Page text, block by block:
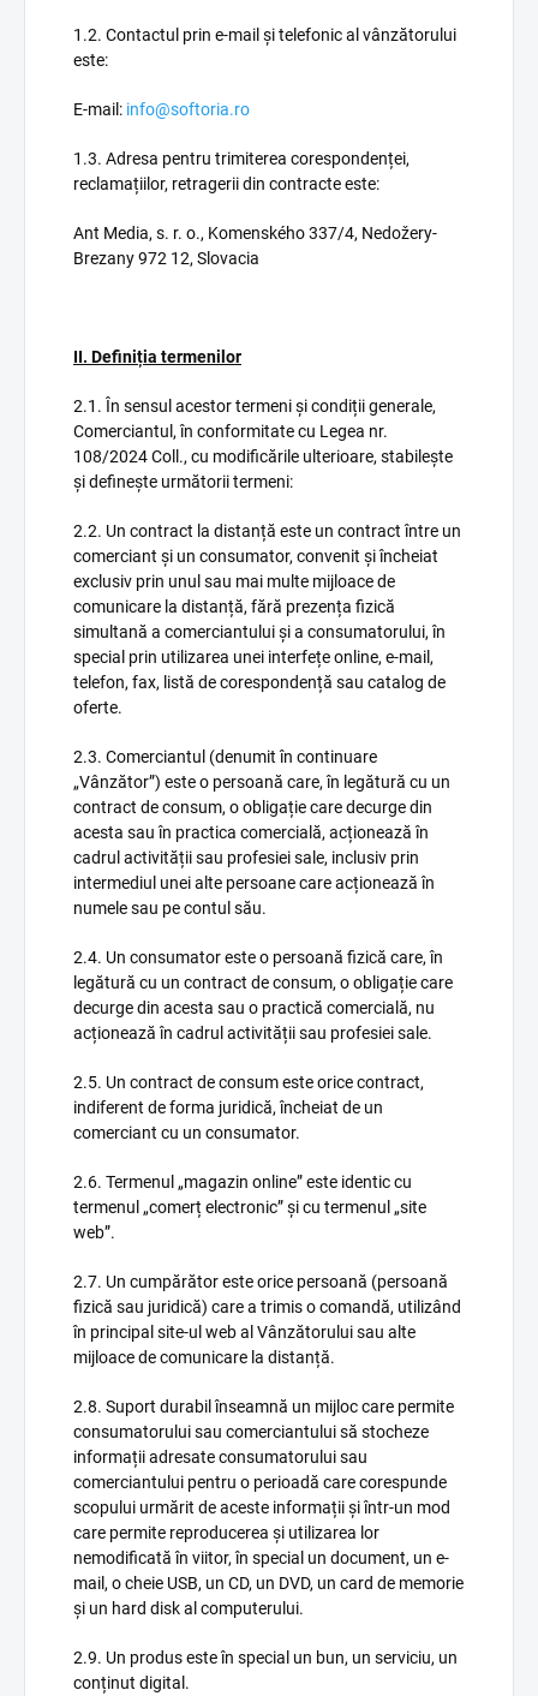
1.2. Contactul prin e-mail și telefonic al vânzătorului
este:
E-mail: info@softoria.ro
1.3. Adresa pentru trimiterea corespondenței,
reclamațiilor, retragerii din contracte este:
Ant Media, s. r. o., Komenského 337/4, Nedožery-
Brezany 972 12, Slovacia
II. Definiția termenilor
2.1. În sensul acestor termeni și condiții generale,
Comerciantul, în conformitate cu Legea nr.
108/2024 Coll., cu modificările ulterioare, stabilește
și definește următorii termeni:
2.2. Un contract la distanță este un contract între un
comerciant și un consumator, convenit și încheiat
exclusiv prin unul sau mai multe mijloace de
comunicare la distanță, fără prezența fizică
simultană a comerciantului și a consumatorului, în
special prin utilizarea unei interfețe online, e-mail,
telefon, fax, listă de corespondență sau catalog de
oferte.
2.3. Comerciantul (denumit în continuare
„Vânzător”) este o persoană care, în legătură cu un
contract de consum, o obligație care decurge din
acesta sau în practica comercială, acționează în
cadrul activității sau profesiei sale, inclusiv prin
intermediul unei alte persoane care acționează în
numele sau pe contul său.
2.4. Un consumator este o persoană fizică care, în
legătură cu un contract de consum, o obligație care
decurge din acesta sau o practică comercială, nu
acționează în cadrul activității sau profesiei sale.
2.5. Un contract de consum este orice contract,
indiferent de forma juridică, încheiat de un
comerciant cu un consumator.
2.6. Termenul „magazin online” este identic cu
termenul „comerț electronic” și cu termenul „site
web”.
2.7. Un cumpărător este orice persoană (persoană
fizică sau juridică) care a trimis o comandă, utilizând
în principal site-ul web al Vânzătorului sau alte
mijloace de comunicare la distanță.
2.8. Suport durabil înseamnă un mijloc care permite
consumatorului sau comerciantului să stocheze
informații adresate consumatorului sau
comerciantului pentru o perioadă care corespunde
scopului urmărit de aceste informații și într-un mod
care permite reproducerea și utilizarea lor
nemodificată în viitor, în special un document, un e-
mail, o cheie USB, un CD, un DVD, un card de memorie
și un hard disk al computerului.
2.9. Un produs este în special un bun, un serviciu, un
conținut digital.